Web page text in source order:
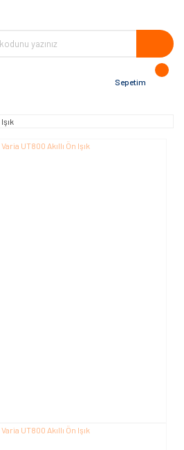
Sepetim